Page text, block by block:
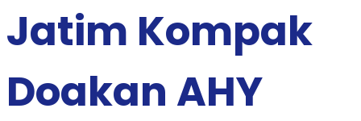
Jatim Kompak
Doakan AHY